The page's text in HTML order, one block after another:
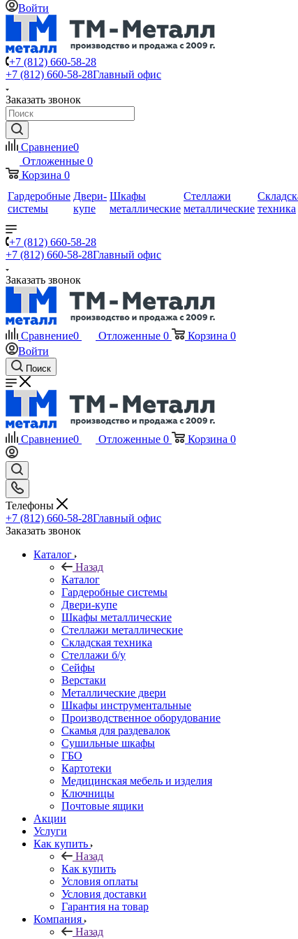
Войти
+7 (812) 660-58-28
+7 (812) 660-58-28Главный офис
Заказать звонок
Сравнение0
Отложенные 0
Корзина 0
Гардеробные
системы
Двери-
купе
Шкафы
металлические
Стеллажи
металлические техника
+7 (812) 660-58-28
+7 (812) 660-58-28Главный офис
Заказать звонок
Сравнение0 Отложенные 0 Корзина 0
Войти
Поиск
Сравнение0 Отложенные 0 Корзина 0
Телефоны
+7 (812) 660-58-28Главный офис
Заказать звонок
Каталог
Назад
Каталог
Гардеробные системы
Двери-купе
Шкафы металлические
Стеллажи металлические
Складская техника
Стеллажи б/у
Сейфы
Верстаки
Металлические двери
Шкафы инструментальные
Производственное оборудование
Скамья для раздевалок
Сушильные шкафы
ГБО
Картотеки
Медицинская мебель и изделия
Ключницы
Почтовые ящики
Акции
Услуги
Как купить
Назад
Как купить
Условия оплаты
Условия доставки
Гарантия на товар
Компания
Назад